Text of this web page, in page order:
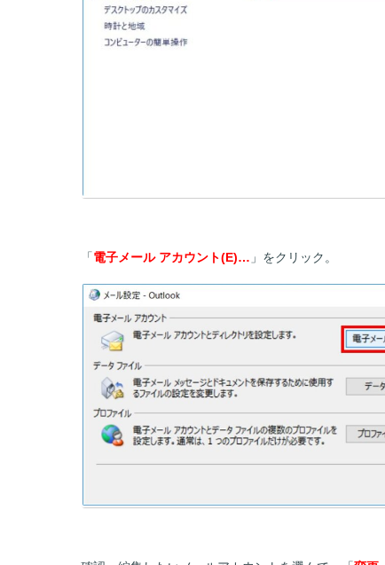
「電子メール アカウント(E)… 」をクリック。